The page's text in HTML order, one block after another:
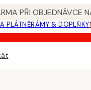
PŘI OBJEDNÁVCE
PLÁTNĚRÁMY & DOPLŇKY